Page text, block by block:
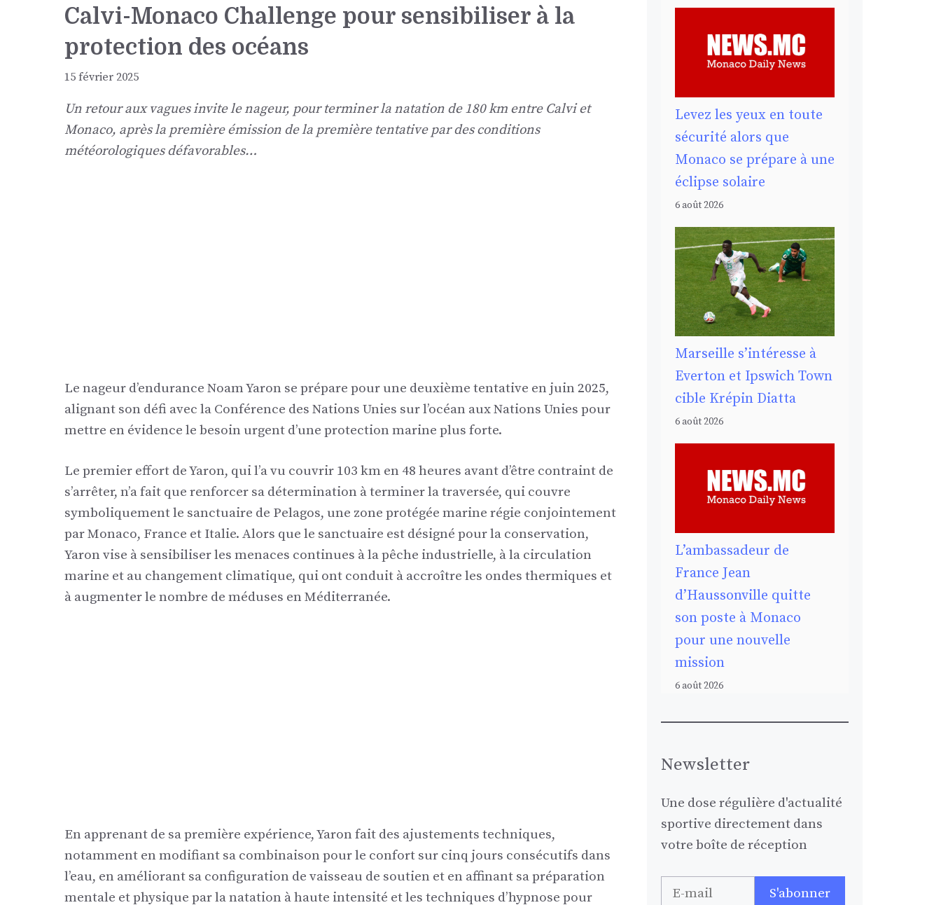
Calvi-Monaco Challenge pour sensibiliser à la
protection des océans
15 février 2025
Un retour aux vagues invite le nageur, pour terminer la natation de 180 km entre Calvi et
Monaco, après la première émission de la première tentative par des conditions
météorologiques défavorables…
Le nageur d’endurance Noam Yaron se prépare pour une deuxième tentative en juin 2025,
alignant son défi avec la Conférence des Nations Unies sur l’océan aux Nations Unies pour
mettre en évidence le besoin urgent d’une protection marine plus forte.
Le premier effort de Yaron, qui l’a vu couvrir 103 km en 48 heures avant d’être contraint de
s’arrêter, n’a fait que renforcer sa détermination à terminer la traversée, qui couvre
symboliquement le sanctuaire de Pelagos, une zone protégée marine régie conjointement
par Monaco, France et Italie. Alors que le sanctuaire est désigné pour la conservation,
Yaron vise à sensibiliser les menaces continues à la pêche industrielle, à la circulation
marine et au changement climatique, qui ont conduit à accroître les ondes thermiques et
à augmenter le nombre de méduses en Méditerranée.
En apprenant de sa première expérience, Yaron fait des ajustements techniques,
notamment en modifiant sa combinaison pour le confort sur cinq jours consécutifs dans
l’eau, en améliorant sa configuration de vaisseau de soutien et en affinant sa préparation
mentale et physique par la natation à haute intensité et les techniques d’hypnose pour
Levez les yeux en toute
sécurité alors que
Monaco se prépare à une
éclipse solaire
6 août 2026
Marseille s’intéresse à
Everton et Ipswich Town
cible Krépin Diatta
6 août 2026
L’ambassadeur de
France Jean
d’Haussonville quitte
son poste à Monaco
pour une nouvelle
mission
6 août 2026
Newsletter
Une dose régulière d'actualité
sportive directement dans
votre boîte de réception